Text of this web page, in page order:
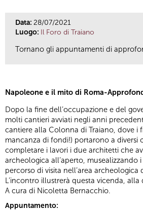
Data: 28/07/2021
Luogo: Il Foro di Traiano
Tornano gli appuntamenti di
Napoleone e il mito di Roma-
Dopo la fine dell’occupazione e del
molti cantieri avviati negli anni
cantiere alla Colonna di Traiano, dove i
mancanza di fondi!) portarono a diversi
completare i lavori i due architetti che
archeologica all’aperto,
percorso di visita nell’area archeologica
L’incontro illustrerà questa vicenda,
A cura di Nicoletta Bernacchio.
Appuntamento: